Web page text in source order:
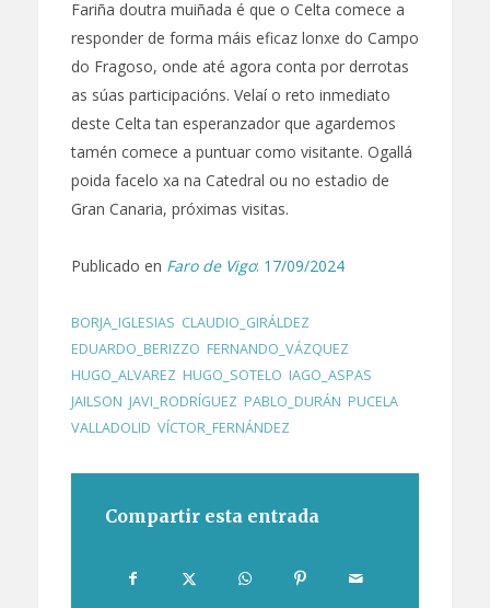
Fariña doutra muiñada é que o Celta comece a
responder de forma máis eficaz lonxe do Campo
do Fragoso, onde até agora conta por derrotas
as súas participacións. Velaí o reto inmediato
deste Celta tan esperanzador que agardemos
tamén comece a puntuar como visitante. Ogallá
poida facelo xa na Catedral ou no estadio de
Gran Canaria, próximas visitas.
Publicado en Faro de Vigo: 17/09/2024
BORJA_IGLESIAS CLAUDIO_GIRÁLDEZ
EDUARDO_BERIZZO FERNANDO_VÁZQUEZ
HUGO_ALVAREZ HUGO_SOTELO IAGO_ASPAS
JAILSON JAVI_RODRÍGUEZ PABLO_DURÁN PUCELA,
VALLADOLID VÍCTOR_FERNÁNDEZ
Compartir esta entrada